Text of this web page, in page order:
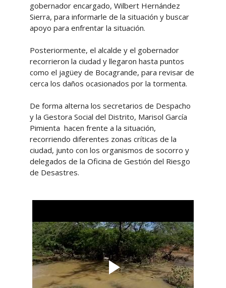
gobernador encargado, Wilbert Hernández
Sierra, para informarle de la situación y buscar
apoyo para enfrentar la situación.
Posteriormente, el alcalde y el gobernador
recorrieron la ciudad y llegaron hasta puntos
como el jagüey de Bocagrande, para revisar de
cerca los daños ocasionados por la tormenta.
De forma alterna los secretarios de Despacho
y la Gestora Social del Distrito, Marisol García
Pimienta hacen frente a la situación,
recorriendo diferentes zonas críticas de la
ciudad, junto con los organismos de socorro y
delegados de la Oficina de Gestión del Riesgo
de Desastres.